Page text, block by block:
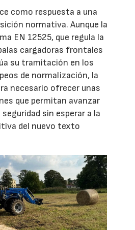
como respuesta a una
normativa. Aunque la
EN 12525, que regula la
cargadoras frontales
su tramitación en los
de normalización, la
necesario ofrecer unas
que permitan avanzar
sin esperar a la
del nuevo texto